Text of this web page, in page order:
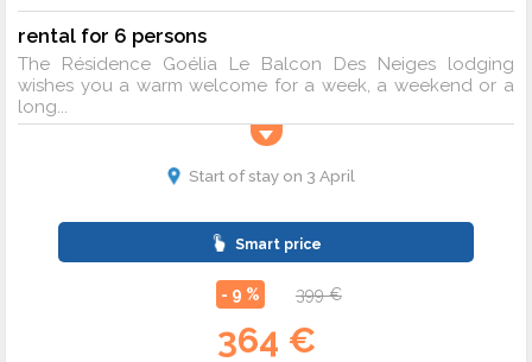
rental for 6 persons
The Résidence Goélia Le Balcon Des Neiges lodging
wishes you a warm welcome for a week, a weekend or a
long...
Start of stay on 3 April
Smart price
- 9 % 399 €
364 €